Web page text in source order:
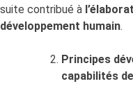
suite contribué à
développement humain.
Principes
capabilités